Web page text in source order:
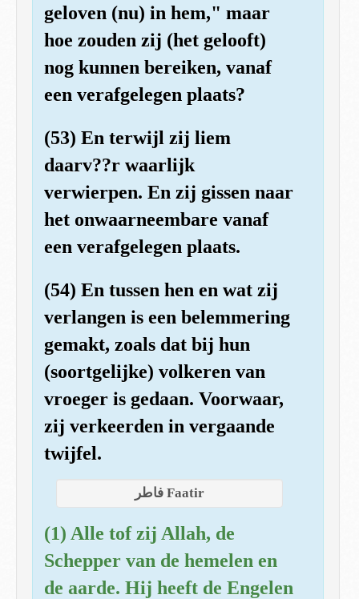
geloven (nu) in hem," maar
hoe zouden zij (het gelooft)
nog kunnen bereiken, vanaf
een verafgelegen plaats?
(53) En terwijl zij liem
daarv??r waarlijk
verwierpen. En zij gissen naar
het onwaarneembare vanaf
een verafgelegen plaats.
(54) En tussen hen en wat zij
verlangen is een belemmering
gemakt, zoals dat bij hun
(soortgelijke) volkeren van
vroeger is gedaan. Voorwaar,
zij verkeerden in vergaande
twijfel.
فاطر Faatir
(1) Alle tof zij Allah, de
Schepper van de hemelen en
de aarde. Hij heeft de Engelen